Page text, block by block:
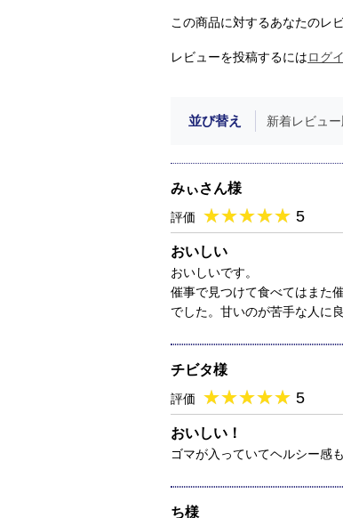
この商品に対するあなたのレ
レビューを投稿するにはログ
並び替え 新着レビュ
みぃさん様
評価 ★★★★★
★★★★★ 5
おいしい
おいしいです。
催事で見つけて食べてはまた
でした。甘いのが苦手な人に
チビタ様
評価 ★★★★★
★★★★★ 5
おいしい！
ゴマが入っていてヘルシー感
ち様